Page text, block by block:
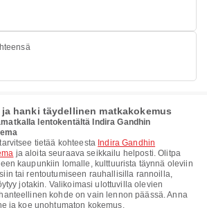
hanki täydellinen matkakokemus
lentokentältä Indira Gandhin
tietää kohteesta Indira Gandhin
ja aloita seuraava seikkailu helposti. Olitpa
kaupunkiin lomalle, kulttuurista täynnä oleviin
tai rentoutumiseen rauhallisilla rannoilla,
jotakin. Valikoimasi ulottuvilla olevien
kohde on vain lennon päässä. Anna
ja koe unohtumaton kokemus.